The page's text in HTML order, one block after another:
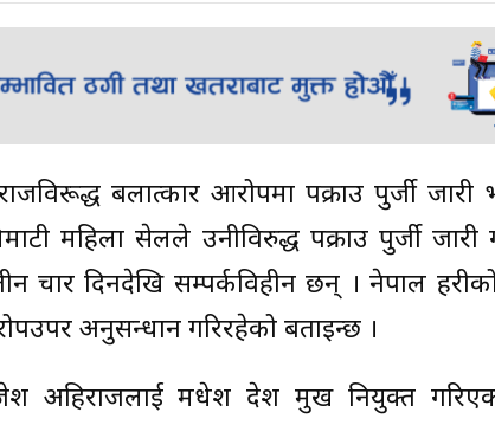
बलात्कार आरोपमा पक्राउ पुर्जी
महिला सेलले उनीविरुद्ध पक्राउ पुर्जी जारी
दिनदेखि सम्पर्कविहीन छन् । नेपाल
अनुसन्धान गरिरहेको बताइन्छ ।
अहिराजलाई मधेश प्रदेश प्रमुख नियुक्त